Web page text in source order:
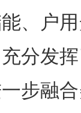
、户
分发
步融